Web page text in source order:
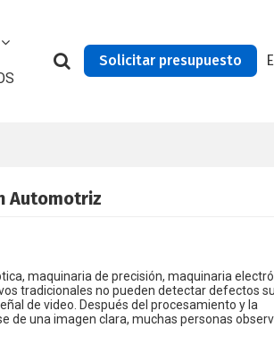
Solicitar presupuesto
Automotriz
maquinaria de precisión, maquinaria
tradicionales no pueden detectar defectos
de video. Después del procesamiento y la
de una imagen clara, muchas personas